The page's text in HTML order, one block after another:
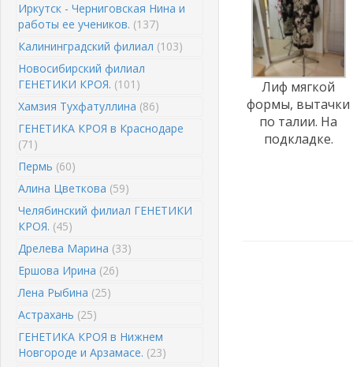
Иркутск - Черниговская Нина и
работы ее учеников. (137)
Калининградский филиал (103)
Новосибирский филиал
ГЕНЕТИКИ КРОЯ. (101)
Хамзия Тухфатуллина (86)
ГЕНЕТИКА КРОЯ в Краснодаре
(71)
Пермь (60)
Алина Цветкова (59)
Челябинский филиал ГЕНЕТИКИ
КРОЯ. (45)
Дрелева Марина (33)
Ершова Ирина (26)
Лена Рыбина (25)
Астрахань (25)
ГЕНЕТИКА КРОЯ в Нижнем
Новгороде и Арзамасе. (23)
Лиф мягкой
формы, вытачки
по талии. На
подкладке.